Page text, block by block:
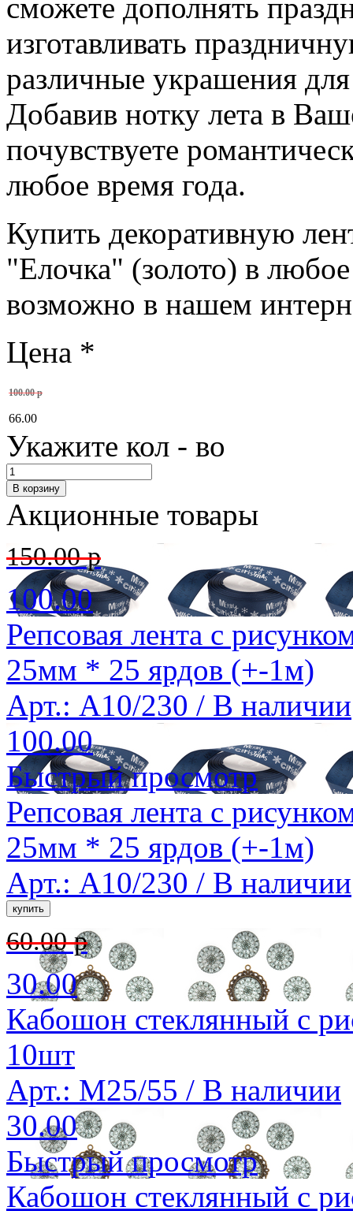
сможете дополнять
изготавливать
различные украшения
Добавив нотку лета в
почувствуете
любое время года.
Купить декоративную
"Елочка" (золото) в
возможно в нашем
Цена *
100.00 р
66.00
Укажите кол - во
Акционные товары
150.00 р
100.00
Репсовая лента с
25мм * 25 ярдов (+-1м)
Арт.: A10/230 / В наличии
100.00
Быстрый просмотр
Репсовая лента с
25мм * 25 ярдов (+-1м)
Арт.: A10/230 / В наличии
60.00 р
30.00
Кабошон стеклянный с
10шт
Арт.: M25/55 / В наличии
30.00
Быстрый просмотр
Кабошон стеклянный с